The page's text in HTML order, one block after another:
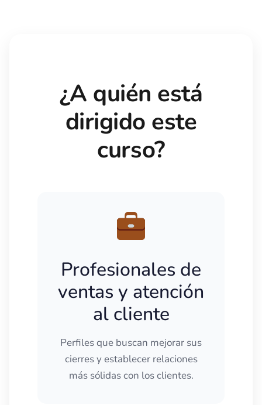
¿A quién está
dirigido este
curso?
Profesionales de
ventas y atención
al cliente
Perfiles que buscan mejorar sus
cierres y establecer relaciones
más sólidas con los clientes.